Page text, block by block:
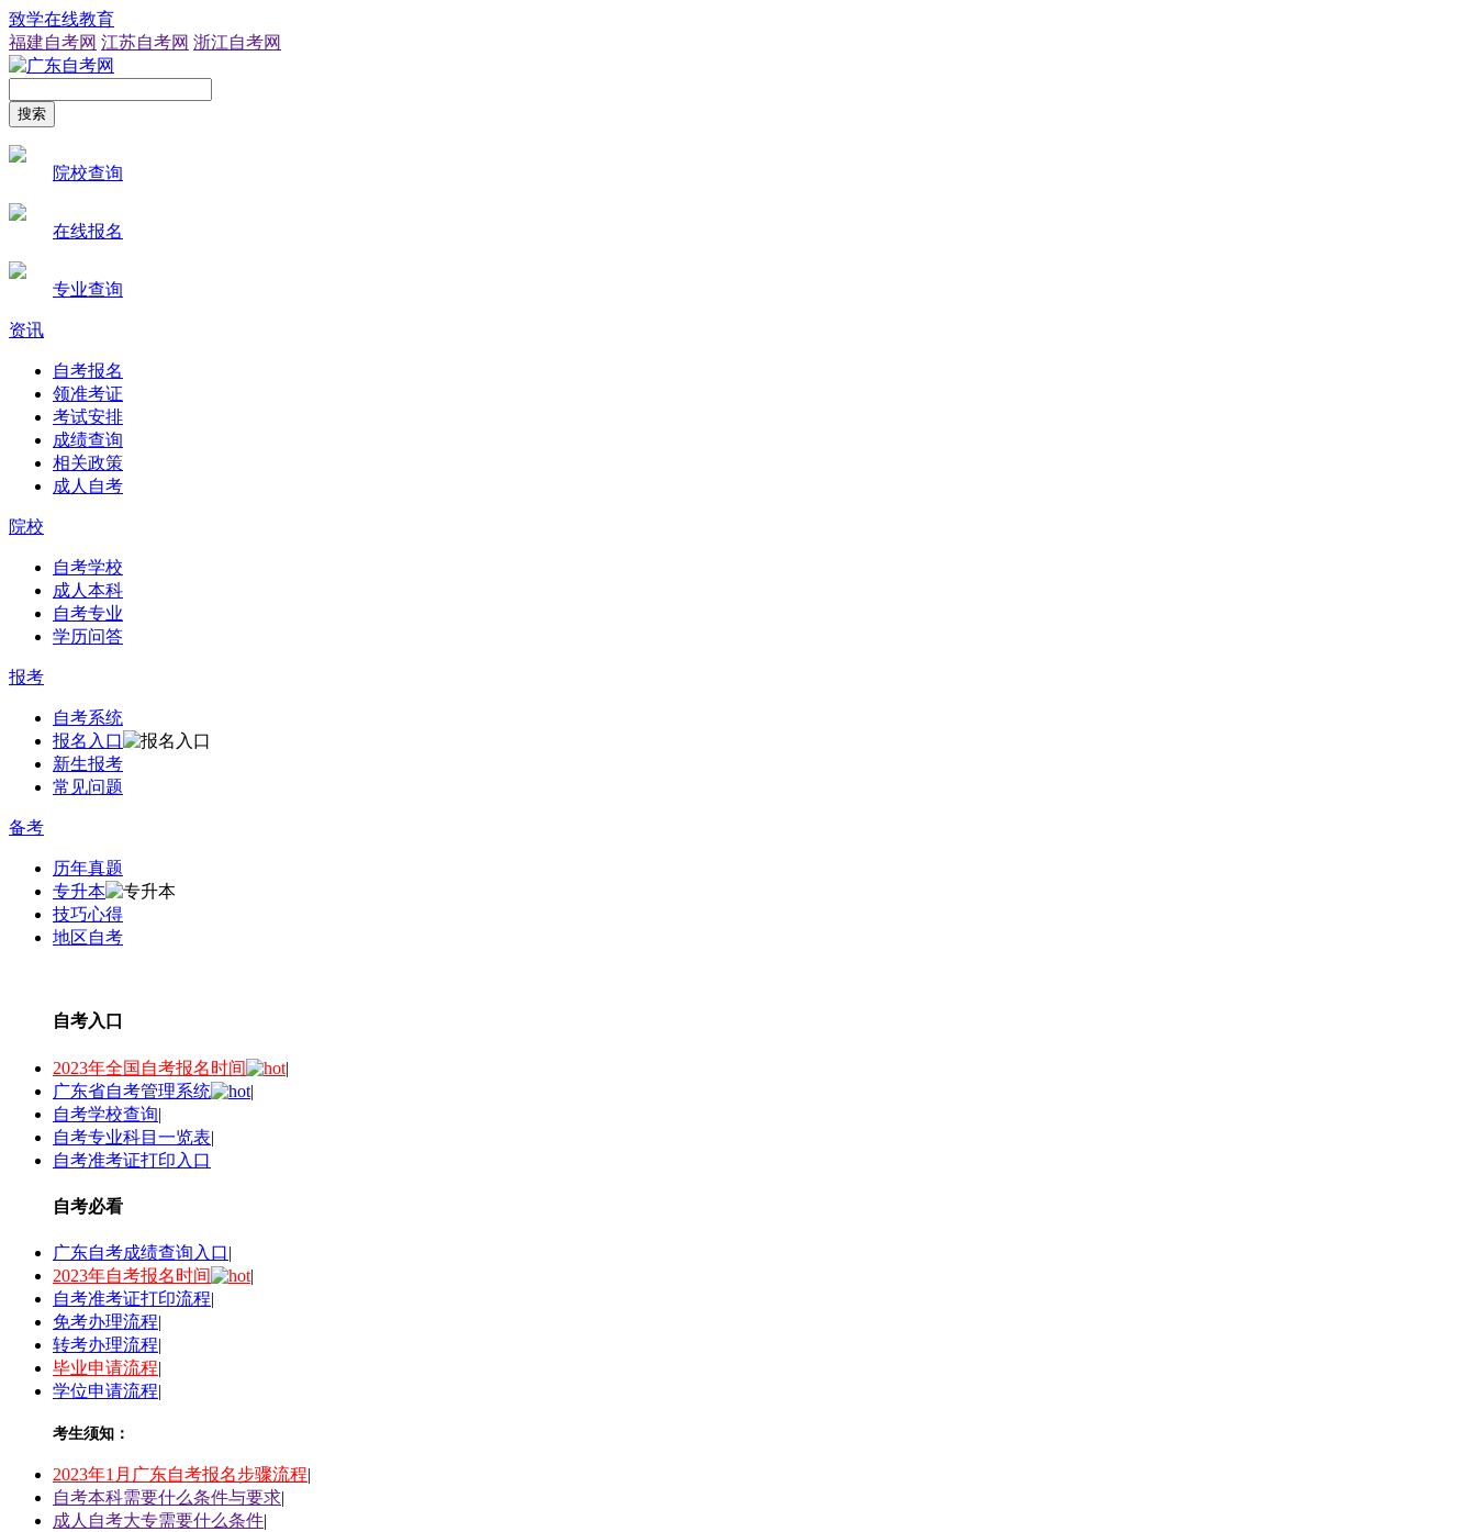
致学在线教育
福建自考网 江苏自考网 浙江自考网
搜索
院校查询
在线报名
专业查询
资讯
自考报名
领准考证
考试安排
成绩查询
相关政策
成人自考
院校
自考学校
成人本科
自考专业
学历问答
报考
自考系统
报名入口
新生报考
常见问题
备考
历年真题
专升本
技巧心得
地区自考
自考入口
2023年全国自考报名时间
|
广东省自考管理系统
|
自考学校查询|
自考专业科目一览表|
自考准考证打印入口
自考必看
广东自考成绩查询入口|
2023年自考报名时间
|
自考准考证打印流程|
免考办理流程|
转考办理流程|
毕业申请流程|
学位申请流程|
考生须知：
2023年1月广东自考报名步骤流程|
自考本科需要什么条件与要求|
成人自考大专需要什么条件|